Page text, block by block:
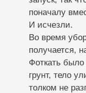
поначалу
И исчезли.
Во время
получается,
Фоткать
грунт, тело
толком не